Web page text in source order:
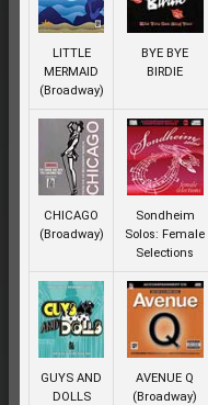
LITTLE
MERMAID
(Broadway)
BYE BYE
BIRDIE
CHICAGO
(Broadway)
Sondheim
Solos: Female
Selections
GUYS AND
DOLLS
AVENUE Q
(Broadway)